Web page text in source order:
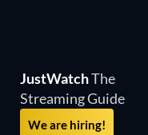
JustWatchThe
Streaming Guide
We are hiring!